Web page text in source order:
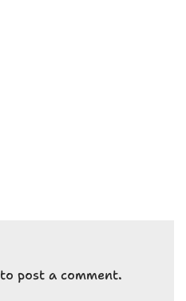
to post a comment.